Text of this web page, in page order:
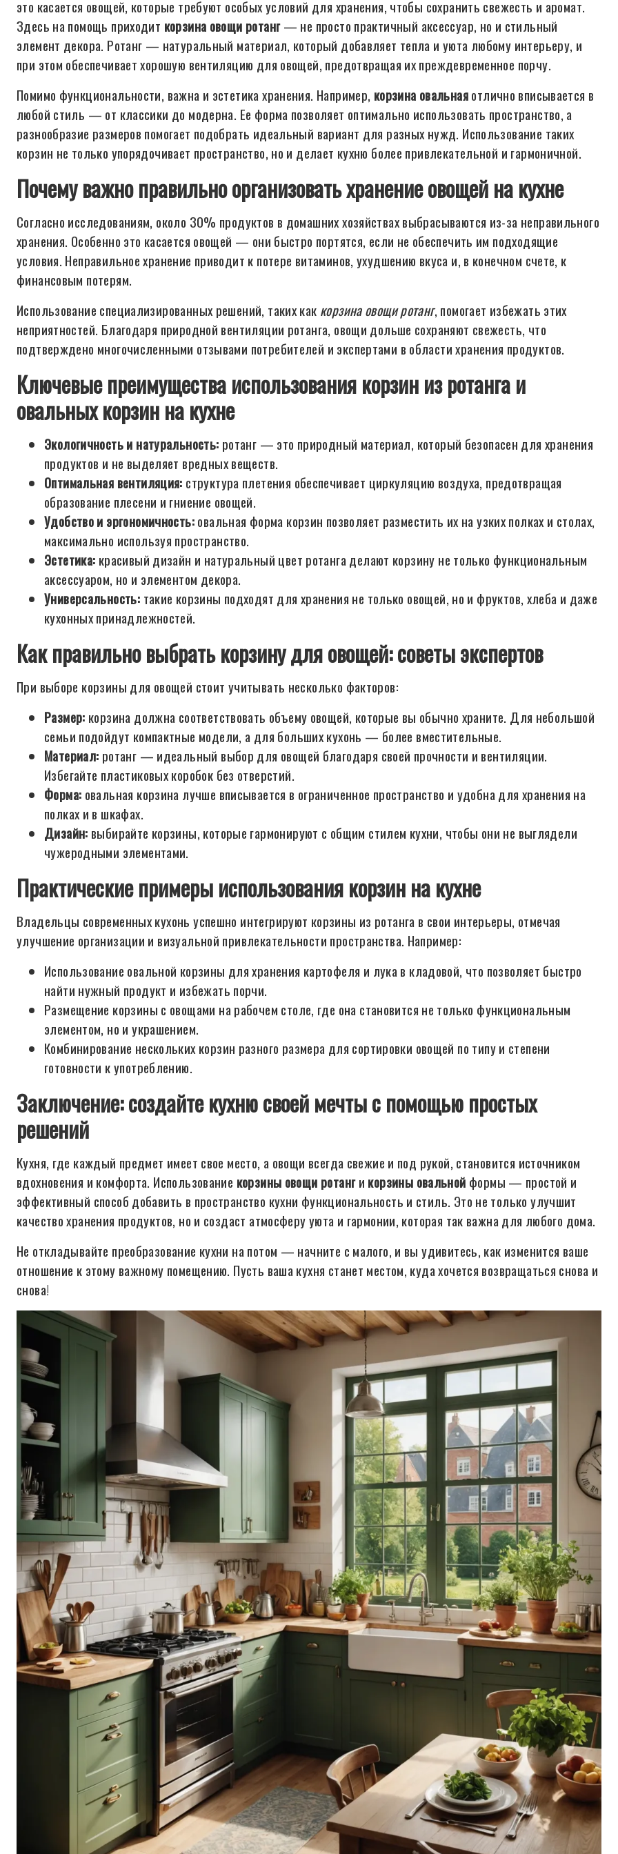
это касается овощей, которые требуют особых условий для хранения, чтобы сохранить свежесть и аромат.
Здесь на помощь приходит корзина овощи ротанг— не просто практичный аксессуар, но и стильный
элемент декора. Ротанг — натуральный материал, который добавляет тепла и уюта любому интерьеру, и
при этом обеспечивает хорошую вентиляцию для овощей, предотвращая их преждевременное порчу.
Помимо функциональности, важна и эстетика хранения. Например, корзина овальнаяотлично вписывается в
любой стиль — от классики до модерна. Ее форма позволяет оптимально использовать пространство, а
разнообразие размеров помогает подобрать идеальный вариант для разных нужд. Использование таких
корзин не только упорядочивает пространство, но и делает кухню более привлекательной и гармоничной.
Почему важно правильно организовать хранение овощей на кухне
Согласно исследованиям, около 30% продуктов в домашних хозяйствах выбрасываются из-за неправильного
хранения. Особенно это касается овощей — они быстро портятся, если не обеспечить им подходящие
условия. Неправильное хранение приводит к потере витаминов, ухудшению вкуса и, в конечном счете, к
финансовым потерям.
Использование специализированных решений, таких как корзина овощи ротанг, помогает избежать этих
неприятностей. Благодаря природной вентиляции ротанга, овощи дольше сохраняют свежесть, что
подтверждено многочисленными отзывами потребителей и экспертами в области хранения продуктов.
Ключевые преимущества использования корзин из ротанга и
овальных корзин на кухне
Экологичность и натуральность: ротанг — это природный материал, который безопасен для хранения
продуктов и не выделяет вредных веществ.
Оптимальная вентиляция: структура плетения обеспечивает циркуляцию воздуха, предотвращая
образование плесени и гниение овощей.
Удобство и эргономичность:овальная форма корзин позволяет разместить их на узких полках и столах,
максимально используя пространство.
Эстетика: красивый дизайн и натуральный цвет ротанга делают корзину не только функциональным
аксессуаром, но и элементом декора.
Универсальность: такие корзины подходят для хранения не только овощей, но и фруктов, хлеба и даже
кухонных принадлежностей.
Как правильно выбрать корзину для овощей: советы экспертов
При выборе корзины для овощей стоит учитывать несколько факторов:
Размер: корзина должна соответствовать объему овощей, которые вы обычно храните. Для небольшой
семьи подойдут компактные модели, а для больших кухонь — более вместительные.
Материал: ротанг — идеальный выбор для овощей благодаря своей прочности и вентиляции.
Избегайте пластиковых коробок без отверстий.
Форма: овальная корзина лучше вписывается в ограниченное пространство и удобна для хранения на
полках и в шкафах.
Дизайн: выбирайте корзины, которые гармонируют с общим стилем кухни, чтобы они не выглядели
чужеродными элементами.
Практические примеры использования корзин на кухне
Владельцы современных кухонь успешно интегрируют корзины из ротанга в свои интерьеры, отмечая
улучшение организации и визуальной привлекательности пространства. Например:
Использование овальной корзины для хранения картофеля и лука в кладовой, что позволяет быстро
найти нужный продукт и избежать порчи.
Размещение корзины с овощами на рабочем столе, где она становится не только функциональным
элементом, но и украшением.
Комбинирование нескольких корзин разного размера для сортировки овощей по типу и степени
готовности к употреблению.
Заключение: создайте кухню своей мечты с помощью простых
решений
Кухня, где каждый предмет имеет свое место, а овощи всегда свежие и под рукой, становится источником
вдохновения и комфорта. Использование корзины овощи ротанги корзины овальной формы — простой и
эффективный способ добавить в пространство кухни функциональность и стиль. Это не только улучшит
качество хранения продуктов, но и создаст атмосферу уюта и гармонии, которая так важна для любого дома.
Не откладывайте преобразование кухни на потом — начните с малого, и вы удивитесь, как изменится ваше
отношение к этому важному помещению. Пусть ваша кухня станет местом, куда хочется возвращаться снова и
снова!